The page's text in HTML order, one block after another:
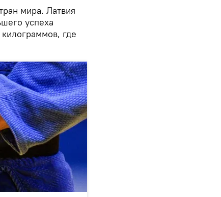
мира. Латвия
успеха
где